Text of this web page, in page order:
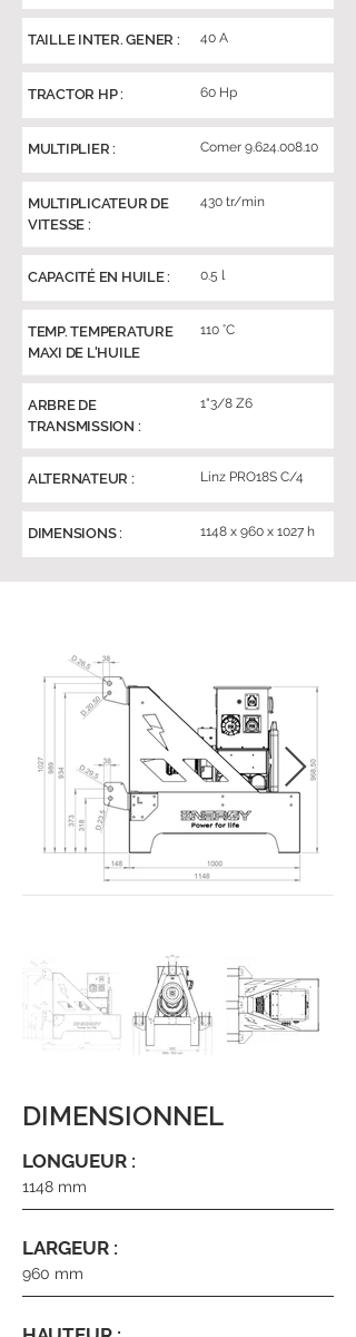
TAILLE INTER. GENER : 40 A
TRACTOR HP : 60 Hp
MULTIPLIER : Comer 9.624.008.10
MULTIPLICATEUR DE
VITESSE :
430 tr/min
CAPACITÉ EN HUILE : 0.5 l
TEMP. TEMPERATURE
MAXI DE L'HUILE
110 °C
ARBRE DE
TRANSMISSION :
1"3/8 Z6
ALTERNATEUR : Linz PRO18S C/4
DIMENSIONS : 1148 x 960 x 1027 h
DIMENSIONNEL
LONGUEUR :
1148 mm
LARGEUR :
960 mm